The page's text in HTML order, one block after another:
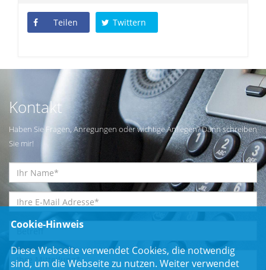
Teilen Twittern
Kontakt
Haben Sie Fragen, Anregungen oder wichtige Anliegen? Dann schreiben
Sie mir!
Cookie-Hinweis
Diese Webseite verwendet Cookies, die notwendig
sind, um die Webseite zu nutzen. Weiter verwendet